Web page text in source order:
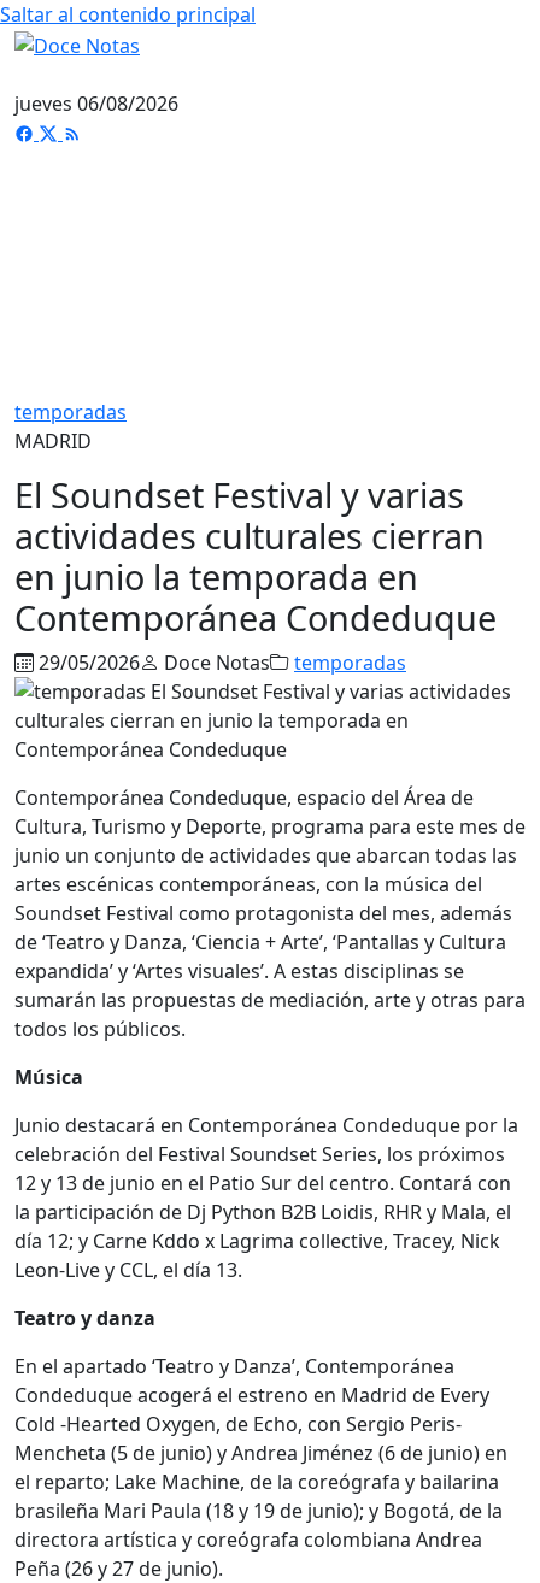
Saltar al contenido principal
jueves 06/08/2026
temporadas
MADRID
El Soundset Festival y varias
actividades culturales cierran
en junio la temporada en
Contemporánea Condeduque
29/05/2026 Doce Notas temporadas
Contemporánea Condeduque, espacio del Área de
Cultura, Turismo y Deporte, programa para este mes de
junio un conjunto de actividades que abarcan todas las
artes escénicas contemporáneas, con la música del
Soundset Festival como protagonista del mes, además
de ‘Teatro y Danza, ‘Ciencia + Arte’, ‘Pantallas y Cultura
expandida’ y ‘Artes visuales’. A estas disciplinas se
sumarán las propuestas de mediación, arte y otras para
todos los públicos.
Música
Junio destacará en Contemporánea Condeduque por la
celebración del Festival Soundset Series, los próximos
12 y 13 de junio en el Patio Sur del centro. Contará con
la participación de Dj Python B2B Loidis, RHR y Mala, el
día 12; y Carne Kddo x Lagrima collective, Tracey, Nick
Leon-Live y CCL, el día 13.
Teatro y danza
En el apartado ‘Teatro y Danza’, Contemporánea
Condeduque acogerá el estreno en Madrid de Every
Cold -Hearted Oxygen, de Echo, con Sergio Peris-
Mencheta (5 de junio) y Andrea Jiménez (6 de junio) en
el reparto; Lake Machine, de la coreógrafa y bailarina
brasileña Mari Paula (18 y 19 de junio); y Bogotá, de la
directora artística y coreógrafa colombiana Andrea
Peña (26 y 27 de junio).